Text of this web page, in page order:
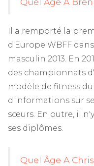
Il a remporté la
d'Europe WBFF
masculin 2013. En
des championnats
modèle de fitness
d'informations sur
sœurs. En outre, il
ses diplômes.
Quel Âge A